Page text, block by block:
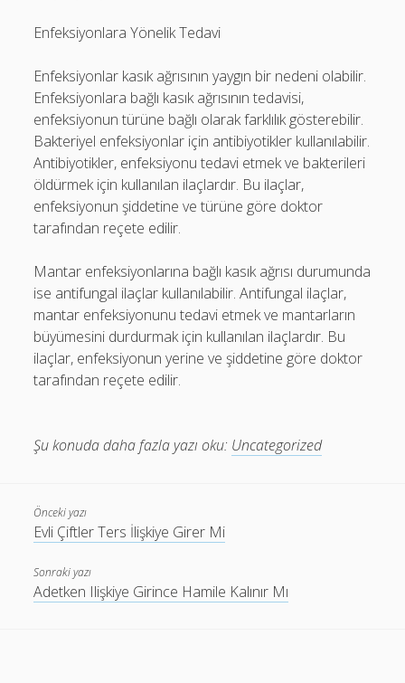
Enfeksiyonlara Yönelik Tedavi
Enfeksiyonlar kasık ağrısının yaygın bir nedeni olabilir.
Enfeksiyonlara bağlı kasık ağrısının tedavisi,
enfeksiyonun türüne bağlı olarak farklılık gösterebilir.
Bakteriyel enfeksiyonlar için antibiyotikler kullanılabilir.
Antibiyotikler, enfeksiyonu tedavi etmek ve bakterileri
öldürmek için kullanılan ilaçlardır. Bu ilaçlar,
enfeksiyonun şiddetine ve türüne göre doktor
tarafından reçete edilir.
Mantar enfeksiyonlarına bağlı kasık ağrısı durumunda
ise antifungal ilaçlar kullanılabilir. Antifungal ilaçlar,
mantar enfeksiyonunu tedavi etmek ve mantarların
büyümesini durdurmak için kullanılan ilaçlardır. Bu
ilaçlar, enfeksiyonun yerine ve şiddetine göre doktor
tarafından reçete edilir.
Şu konuda daha fazla yazı oku: Uncategorized
Önceki yazı
Evli Çiftler Ters İlişkiye Girer Mi
Sonraki yazı
Adetken Ilişkiye Girince Hamile Kalınır Mı